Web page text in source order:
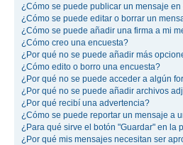
¿Cómo se puede publicar un mensaje en
¿Cómo se puede editar o borrar un
¿Cómo se puede añadir una firma a mi
¿Cómo creo una encuesta?
¿Por qué no se puede añadir más
¿Cómo edito o borro una encuesta?
¿Por qué no se puede acceder a algún
¿Por qué no se puede añadir archivos
¿Por qué recibí una advertencia?
¿Cómo se puede reportar un mensaje a
¿Para qué sirve el botón "Guardar" en la
¿Por qué mis mensajes necesitan ser